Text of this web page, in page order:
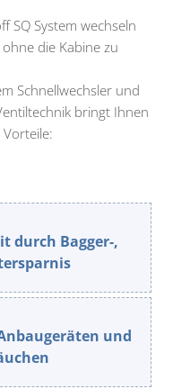
SQ System wechseln
die Kabine zu
Schnellwechsler und
bringt Ihnen
durch Bagger-,
und